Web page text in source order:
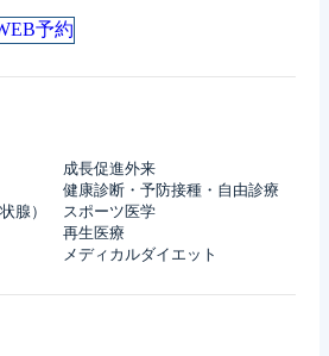
予約
腺）
成長促進外来
健康診断・予防接種・自由診療
スポーツ医学
再生医療
メディカルダイエット